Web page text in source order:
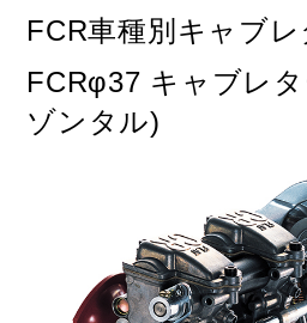
HUSQVANA
閉じる
FCR車種別キャブレ
FCRφ37 キャブレ
ゾンタル)